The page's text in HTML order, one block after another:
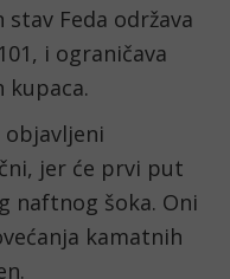
Feda održava
i ograničava
kupaca.
jer će prvi put
naftnog šoka. Oni
kamatnih